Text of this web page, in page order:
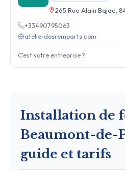
265 Rue Alain Bajac,
+33490795063
atelierdesremparts.com
C'est votre entreprise ?
Installation de
Beaumont-de-
guide et tarifs